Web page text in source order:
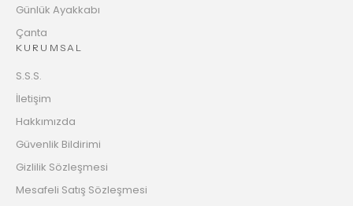
Günlük Ayakkabı
Çanta
KURUMSAL
S.S.S.
İletişim
Hakkımızda
Güvenlik Bildirimi
Gizlilik Sözleşmesi
Mesafeli Satış Sözleşmesi